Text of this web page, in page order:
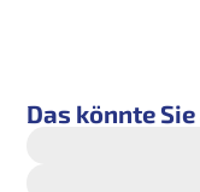
Das könnte